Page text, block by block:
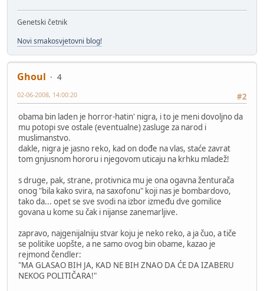
Genetski četnik
Novi smakosvjetovni blog!
Ghoul
4
#2
02-06-2008, 14:00:20
obama bin laden je horror-hatin' nigra, i to je meni dovoljno da
mu potopi sve ostale (eventualne) zasluge za narod i
muslimanstvo.
dakle, nigra je jasno reko, kad on dođe na vlas, staće zavrat
tom gnjusnom hororu i njegovom uticaju na krhku mladež!
s druge, pak, strane, protivnica mu je ona ogavna ženturača
onog "bila kako svira, na saxofonu" koji nas je bombardovo,
tako da... opet se sve svodi na izbor između dve gomilice
govana u kome su čak i nijanse zanemarljive.
zapravo, najgenijalniju stvar koju je neko reko, a ja čuo, a tiče
se politike uopšte, a ne samo ovog bin obame, kazao je
rejmond čendler:
"MA GLASAO BIH JA, KAD NE BIH ZNAO DA ĆE DA IZABERU
NEKOG POLITIČARA!"